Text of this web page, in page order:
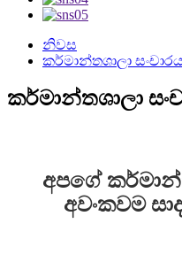
නිවස
කර්මාන්තශාලා සංචාරය
කර්මාන්තශාලා
අපගේ
අවංකවම